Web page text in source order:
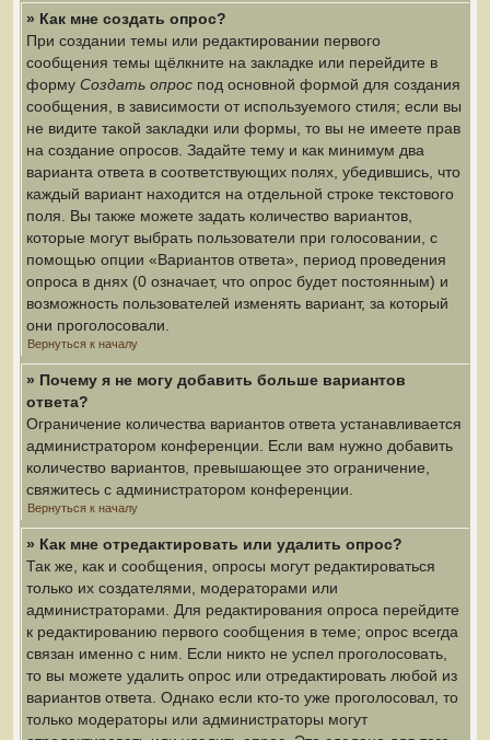
» Как мне создать опрос?
При создании темы или редактировании первого
сообщения темы щёлкните на закладке или перейдите в
форму Создать опрос под основной формой для создания
сообщения, в зависимости от используемого стиля; если вы
не видите такой закладки или формы, то вы не имеете прав
на создание опросов. Задайте тему и как минимум два
варианта ответа в соответствующих полях, убедившись, что
каждый вариант находится на отдельной строке текстового
поля. Вы также можете задать количество вариантов,
которые могут выбрать пользователи при голосовании, с
помощью опции «Вариантов ответа», период проведения
опроса в днях (0 означает, что опрос будет постоянным) и
возможность пользователей изменять вариант, за который
они проголосовали.
Вернуться к началу
» Почему я не могу добавить больше вариантов
ответа?
Ограничение количества вариантов ответа устанавливается
администратором конференции. Если вам нужно добавить
количество вариантов, превышающее это ограничение,
свяжитесь с администратором конференции.
Вернуться к началу
» Как мне отредактировать или удалить опрос?
Так же, как и сообщения, опросы могут редактироваться
только их создателями, модераторами или
администраторами. Для редактирования опроса перейдите
к редактированию первого сообщения в теме; опрос всегда
связан именно с ним. Если никто не успел проголосовать,
то вы можете удалить опрос или отредактировать любой из
вариантов ответа. Однако если кто-то уже проголосовал, то
только модераторы или администраторы могут